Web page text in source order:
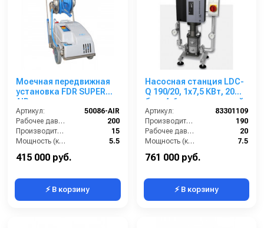
Моечная передвижная
установка FDR SUPER
AIR с нанесением пены,
200 бар, 15 л/мин с
барабаном
Артикул:
50086-AIR
Рабочее давление (бар):
200
Производительность (л/мин):
15
Мощность (кВт):
5.5
415 000 руб.
⚡ В корзину
Насосная станция LDC-
Q 190/20, 1x7,5 КВт, 20
бар, 4-6 пользователей
Артикул:
83301109
Производительность (л/мин):
190
Рабочее давление (бар):
20
Мощность (кВт):
7.5
761 000 руб.
⚡ В корзину